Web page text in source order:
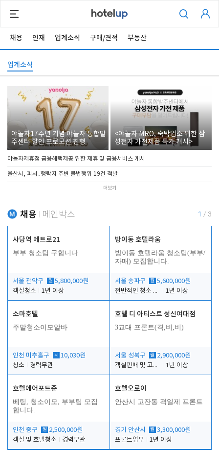
채용 인재 업계소식 구매/견적 부동산
업계소식
야놀자17주년 기념 야놀자 통합발
주센터 할인 프로모션 진행
<야놀자 MRO, 숙박업소 위한 삼
성전자 가전제품 특가 개시>
야놀자제휴점 금융혜택제공 위한 제휴 및 금융서비스 게시
울산시, 피서․행락지 주변 불법행위 19건 적발
더보기
채용 메인박스 1 / 3
사당역 메트로21
부부 청소팀 구합니다
서울 관악구 월 5,800,000원
객실청소
1년 이상
방이동 호텔라움
방이동 호텔라움 청소팀(부부/
자매) 모집합니다.
서울 송파구 월 5,600,000원
전반적인 청소 업무(객실청소.객실정리)
1년 이상
소마호텔
주말청소이모알바
인천 미추홀구 시 10,030원
청소
경력무관
호텔 디 아티스트 성신여대점
3교대 프론트(격,비,비)
서울 성북구 월 2,900,000원
객실판매 및 고객응대
1년 이상
호텔에어포트준
베팅, 청소이모, 부부팀 모집
합니다.
인천 중구 월 2,500,000원
객실 및 호텔청소
경력무관
호텔오로이
안산시 고잔동 격일제 프론트
경기 안산시 월 3,300,000원
프론트업무
1년 이상